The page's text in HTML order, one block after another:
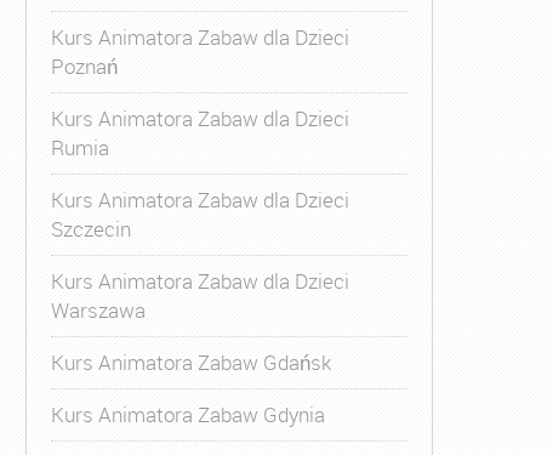
Kurs Animatora Zabaw dla Dzieci
Poznań
Kurs Animatora Zabaw dla Dzieci
Rumia
Kurs Animatora Zabaw dla Dzieci
Szczecin
Kurs Animatora Zabaw dla Dzieci
Warszawa
Kurs Animatora Zabaw Gdańsk
Kurs Animatora Zabaw Gdynia